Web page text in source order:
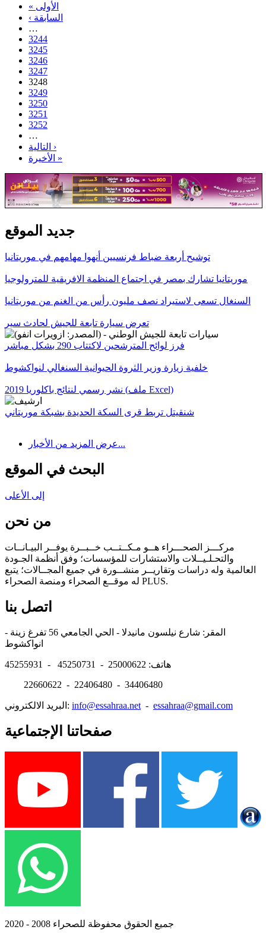
« الأولى
‹ السابقة
…
3244
3245
3246
3247
3248
3249
3250
3251
3252
…
التالية ›
الأخيرة »
جديد الموقع
توشيح أربعة ضباط فرنسيين أنهوا مهامهم في موريتانيا
موريتانيا تشارك بمصر في اجتماع المنظمة الافريقية للمترولوجيا
السنغال تسعى لاستيراد نصف مليون رأس من الغنم من موريتانيا
تعرض سيارة تابعة للجيش لحادث سير
فرز لوائح المترشحين لاكتتاب 290 بشكل مباشر
خلفية زيارة وزير الثروة الحيوانية السنغالي لنواكشوط
نشر رسمي لنتائج باكلوريا 2019 (ملف Excel)
شنقيتل تربط قرى السكة الحديدة بشبكة موريتاني
عرض المزيد من الأخبار...
البحث في الموقع
إلى الأعلى
من نحن
مركـــز الصحـــراء هــو مـكــتــب خــبــرة يوفــر البيـانــات
والتحـلـيــلات والاستشارات للمؤسسات؛ وفق أنظمة الجـودة
العالمية وله دراسات وتقاريــر منشــورة في جميع المجــالات؛ يتبع
له موقــع الصحراء ومنصة الصحراء PLUS.
اتصل بنا
المقر: شارع نيلسون مانيدلا - الحي الجامعي 56 تفرغ زينة -
هاتف: 25000622 - 45250731 - 45255931
22660622 - 22406480 - 34406480
البريد الالكتروني: info@essahraa.net- essahraa@gmail.com
صفحاتنا الإجتماعية
جميع الحقوق محفوظة للصحراء 2008 - 2020